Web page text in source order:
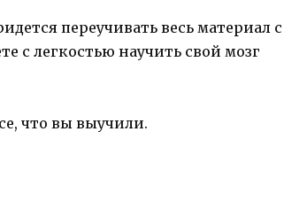
переучивать весь материал с
с легкостью научить свой мозг
что вы выучили.